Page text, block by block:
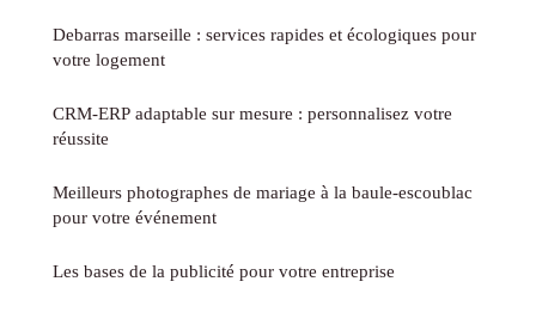
Debarras marseille : services rapides et écologiques pour
votre logement
CRM-ERP adaptable sur mesure : personnalisez votre
réussite
Meilleurs photographes de mariage à la baule-escoublac
pour votre événement
Les bases de la publicité pour votre entreprise